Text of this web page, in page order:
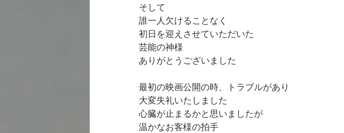
そして
誰一人欠けることなく
初日を迎えさせていただいた
芸能の神様
ありがとうございました
最初の映画公開の時、トラブルがあり
大変失礼いたしました
心臓が止まるかと思いましたが
温かなお客様の拍手